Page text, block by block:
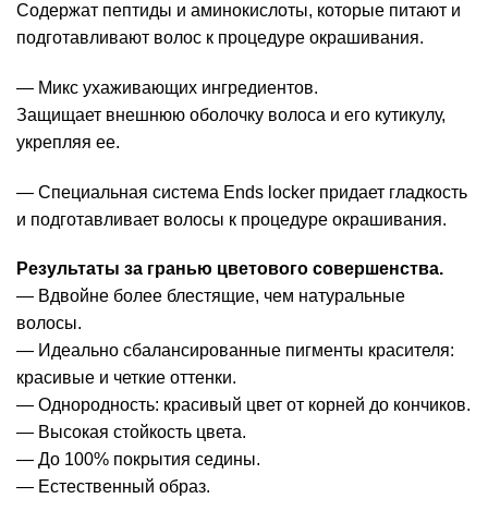
Содержат пептиды и аминокислоты, которые питают и
подготавливают волос к процедуре окрашивания.
— Микс ухаживающих ингредиентов.
Защищает внешнюю оболочку волоса и его кутикулу,
укрепляя ее.
— Специальная система Ends locker придает гладкость
и подготавливает волосы к процедуре окрашивания.
Результаты за гранью цветового совершенства.
— Вдвойне более блестящие, чем натуральные
волосы.
— Идеально сбалансированные пигменты красителя:
красивые и четкие оттенки.
— Однородность: красивый цвет от корней до кончиков.
— Высокая стойкость цвета.
— До 100% покрытия седины.
— Естественный образ.